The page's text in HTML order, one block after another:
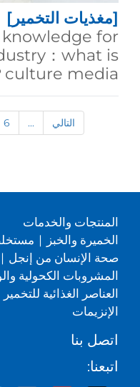
[مغذيات التخمير]
knowledge for
：what is
culture media？
6 ... التالي
المنتجات والخدمات
الخميرة والخبز
|
صحة الإنسان من إنجل |
المشروبات الكحولية
العناصر الغذائية للتخمير
الإنزيمات
اتصل بنا
اتبعنا: